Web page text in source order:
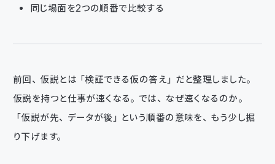
同じ場面を2つの順番で比較する
前回、仮説とは「検証できる仮の答え」だと整理しました。
仮説を持つと仕事が速くなる。では、なぜ速くなるのか。
「仮説が先、データが後」という順番の意味を、もう少し掘
り下げます。